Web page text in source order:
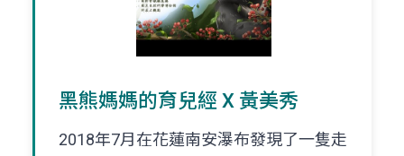
黑熊媽媽的育兒經 X 黃美秀
2018年7月在花蓮南安瀑布發現了一隻走